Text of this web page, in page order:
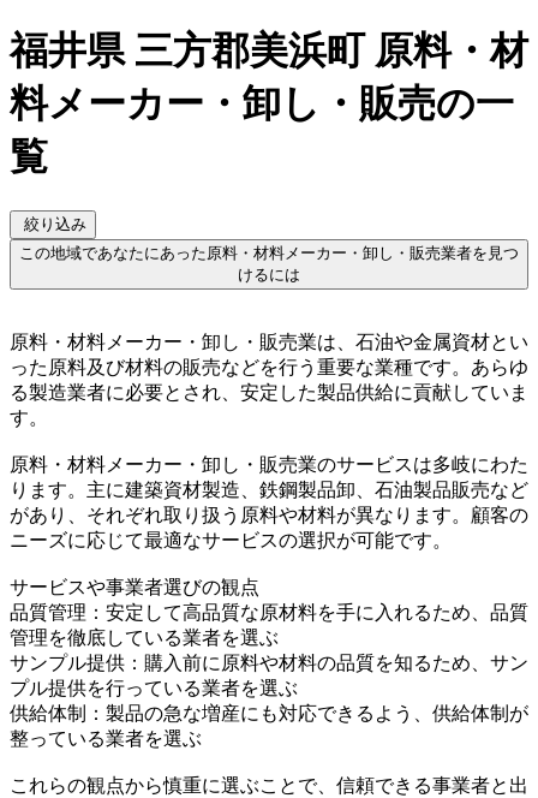
福井県 三方郡美浜町 原料・材
料メーカー・卸し・販売の一
覧
絞り込み
この地域であなたにあった原料・材料メーカー・卸し・販売業者を見つ
けるには
原料・材料メーカー・卸し・販売業は、石油や金属資材とい
った原料及び材料の販売などを行う重要な業種です。あらゆ
る製造業者に必要とされ、安定した製品供給に貢献していま
す。
原料・材料メーカー・卸し・販売業のサービスは多岐にわた
ります。主に建築資材製造、鉄鋼製品卸、石油製品販売など
があり、それぞれ取り扱う原料や材料が異なります。顧客の
ニーズに応じて最適なサービスの選択が可能です。
サービスや事業者選びの観点
品質管理：安定して高品質な原材料を手に入れるため、品質
管理を徹底している業者を選ぶ
サンプル提供：購入前に原料や材料の品質を知るため、サン
プル提供を行っている業者を選ぶ
供給体制：製品の急な増産にも対応できるよう、供給体制が
整っている業者を選ぶ
これらの観点から慎重に選ぶことで、信頼できる事業者と出